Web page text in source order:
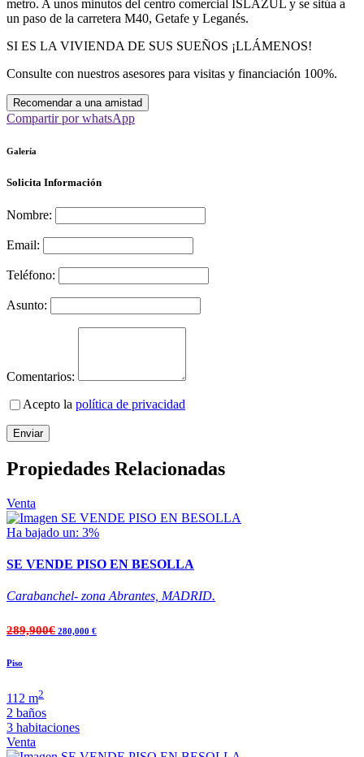
metro. A unos minutos del centro comercial ISLAZUL y se sitúa a
un paso de la carretera M40, Getafe y Leganés.
SI ES LA VIVIENDA DE SUS SUEÑOS ¡LLÁMENOS!
Consulte con nuestros asesores para visitas y financiación 100%.
Recomendar a una amistad
Compartir por whatsApp
Galería
Solicita Información
Nombre:
Email:
Teléfono:
Asunto:
Comentarios:
Acepto la política de privacidad
Enviar
Propiedades Relacionadas
Venta
Ha bajado un: 3%
SE VENDE PISO EN BESOLLA
Carabanchel- zona Abrantes, MADRID.
289,900€ 280,000 €
Piso
112 m2
2 baños
3 habitaciones
Venta